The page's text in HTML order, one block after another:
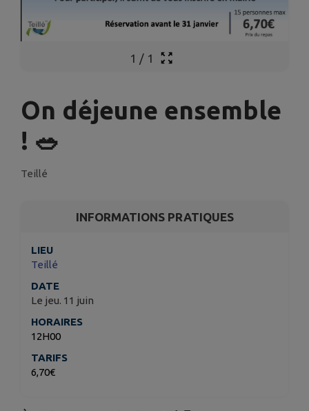
1 / 1
On déjeune ensemble
! 🥗
Teillé
INFORMATIONS PRATIQUES
LIEU
Teillé
DATE
Le jeu. 11 juin
HORAIRES
12H00
TARIFS
6,70€